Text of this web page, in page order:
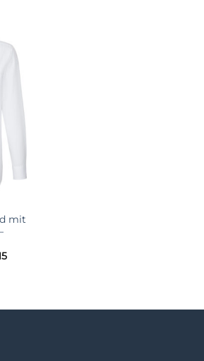
mit
Preisspanne: